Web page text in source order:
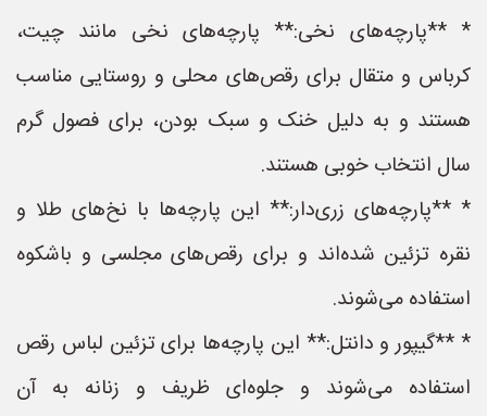
* **پارچه‌های نخی:** پارچه‌های نخی مانند چیت،
کرباس و متقال برای رقص‌های محلی و روستایی مناسب
هستند و به دلیل خنک و سبک بودن، برای فصول گرم
سال انتخاب خوبی هستند.
* **پارچه‌های زری‌دار:** این پارچه‌ها با نخ‌های طلا و
نقره تزئین شده‌اند و برای رقص‌های مجلسی و باشکوه
استفاده می‌شوند.
* **گیپور و دانتل:** این پارچه‌ها برای تزئین لباس رقص
استفاده می‌شوند و جلوه‌ای ظریف و زنانه به آن